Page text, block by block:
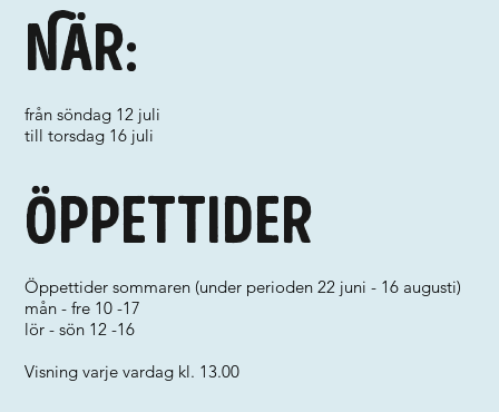
När:
från söndag 12 juli
till torsdag 16 juli
Öppettider
Öppettider sommaren (under perioden 22 juni - 16 augusti)
mån - fre 10 -17
lör - sön 12 -16
Visning varje vardag kl. 13.00